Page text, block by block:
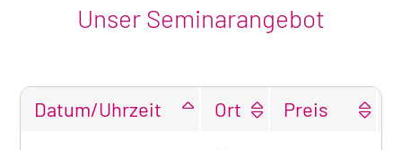
Unser Seminarangebot
Datum/Uhrzeit Ort Preis